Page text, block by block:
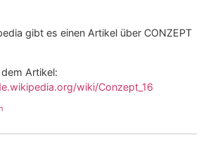
gibt es einen Artikel über CONZEPT
Artikel:
wiki/Conzept_16